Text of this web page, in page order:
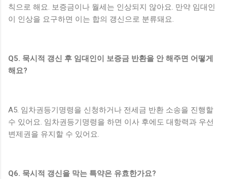
칙으로 해요. 보증금이나 월세는 인상되지 않아요. 만약 임대인
이 인상을 요구하면 이는 합의 갱신으로 분류돼요.
Q5. 묵시적 갱신 후 임대인이 보증금 반환을 안 해주면 어떻게
해요?
A5. 임차권등기명령을 신청하거나 전세금 반환 소송을 진행할
수 있어요. 임차권등기명령을 하면 이사 후에도 대항력과 우선
변제권을 유지할 수 있어요.
Q6. 묵시적 갱신을 막는 특약은 유효한가요?